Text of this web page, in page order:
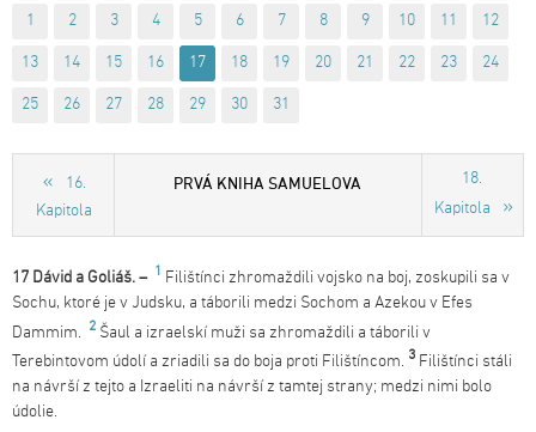
1 2 3 4 5 6 7 8 9 10 11 12
13 14 15 16 17 18 19 20 21 22 23 24
25 26 27 28 29 30 31
16.
Kapitola
PRVÁ KNIHA SAMUELOVA
18.
Kapitola
17 Dávid a Goliáš. – 1 Filištínci zhromaždili vojsko na boj, zoskupili sa v
Sochu, ktoré je v Judsku, a táborili medzi Sochom a Azekou v Efes
Dammim. 2 Šaul a izraelskí muži sa zhromaždili a táborili v
Terebintovom údolí a zriadili sa do boja proti Filištíncom. 3 Filištínci stáli
na návrší z tejto a Izraeliti na návrší z tamtej strany; medzi nimi bolo
údolie.